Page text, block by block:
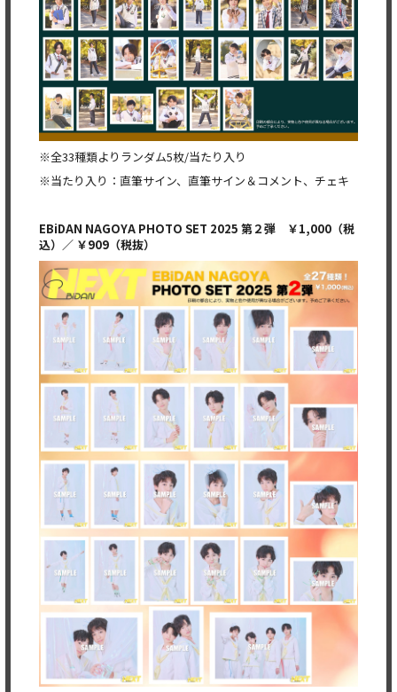
※全33種類よりランダム5枚/当たり入り
※当たり入り：直筆サイン、直筆サイン＆コメント、チェキ
EBiDAN NAGOYA PHOTO SET 2025 第２弾
￥1,000（税
込） ／ ￥909（税抜）